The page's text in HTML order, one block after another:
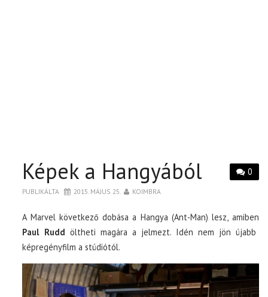
0
Képek a Hangyából
PUBLIKÁLTA 2015. MÁJUS 25. KOIMBRA
A Marvel következő dobása a Hangya (Ant-Man) lesz, amiben
Paul Rudd öltheti magára a jelmezt. Idén nem jön újabb
képregényfilm a stúdiótól.